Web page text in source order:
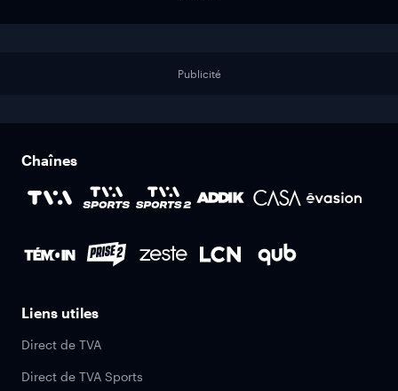
Publicité
Chaînes
Liens utiles
Direct de TVA
Direct de TVA Sports